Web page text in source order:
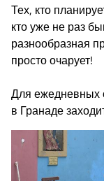
Тех, кто
кто уже не раз
разнообразная
просто очарует!
Для ежедневных
в Гранаде